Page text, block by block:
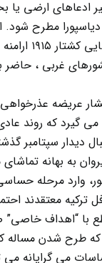
نظیر ادعاهای ارضی
دیاسپورا مطرح شود.
ترکیه به
غربی ، حاضر
عریضه عذرخواهی
گیرد که روند
دیدار سپتامبر
به بهانه
وارد مرحله
ترکیه معتقدند
با “اهداف خاصی”
می گرایانه می